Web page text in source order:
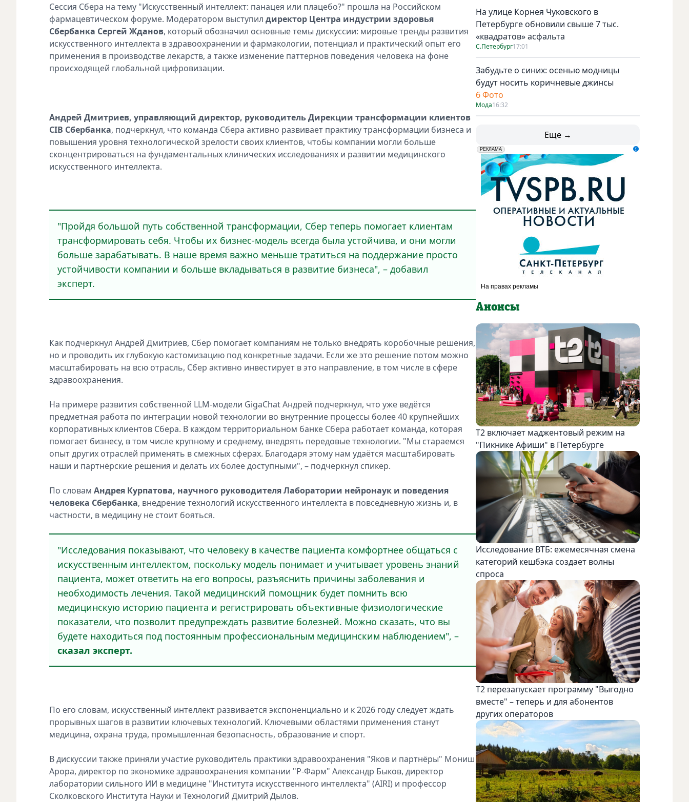
Сессия Сбера на тему "Искусственный интеллект: панацея или плацебо?" прошла на Российском
фармацевтическом форуме. Модератором выступил директор Центра индустрии здоровья
Сбербанка Сергей Жданов, который обозначил основные темы дискуссии: мировые тренды развития
искусственного интеллекта в здравоохранении и фармакологии, потенциал и практический опыт его
применения в производстве лекарств, а также изменение паттернов поведения человека на фоне
происходящей глобальной цифровизации.
Андрей Дмитриев, управляющий директор, руководитель Дирекции трансформации клиентов
CIB Сбербанка, подчеркнул, что команда Сбера активно развивает практику трансформации бизнеса и
повышения уровня технологической зрелости своих клиентов, чтобы компании могли больше
сконцентрироваться на фундаментальных клинических исследованиях и развитии медицинского
искусственного интеллекта.
"Пройдя большой путь собственной трансформации, Сбер теперь помогает клиентам
трансформировать себя. Чтобы их бизнес-модель всегда была устойчива, и они могли
больше зарабатывать. В наше время важно меньше тратиться на поддержание просто
устойчивости компании и больше вкладываться в развитие бизнеса", – добавил
эксперт.
Как подчеркнул Андрей Дмитриев, Сбер помогает компаниям не только внедрять коробочные решения,
но и проводить их глубокую кастомизацию под конкретные задачи. Если же это решение потом можно
масштабировать на всю отрасль, Сбер активно инвестирует в это направление, в том числе в сфере
здравоохранения.
На примере развития собственной LLM-модели GigaChat Андрей подчеркнул, что уже ведётся
предметная работа по интеграции новой технологии во внутренние процессы более 40 крупнейших
корпоративных клиентов Сбера. В каждом территориальном банке Сбера работает команда, которая
помогает бизнесу, в том числе крупному и среднему, внедрять передовые технологии. "Мы стараемся
опыт других отраслей применять в смежных сферах. Благодаря этому нам удаётся масштабировать
наши и партнёрские решения и делать их более доступными", – подчеркнул спикер.
По словам Андрея Курпатова, научного руководителя Лаборатории нейронаук и поведения
человека Сбербанка, внедрение технологий искусственного интеллекта в повседневную жизнь и, в
частности, в медицину не стоит бояться.
"Исследования показывают, что человеку в качестве пациента комфортнее общаться с
искусственным интеллектом, поскольку модель понимает и учитывает уровень знаний
пациента, может ответить на его вопросы, разъяснить причины заболевания и
необходимость лечения. Такой медицинский помощник будет помнить всю
медицинскую историю пациента и регистрировать объективные физиологические
показатели, что позволит предупреждать развитие болезней. Можно сказать, что вы
будете находиться под постоянным профессиональным медицинским наблюдением", –
сказал эксперт.
По его словам, искусственный интеллект развивается экспоненциально и к 2026 году следует ждать
прорывных шагов в развитии ключевых технологий. Ключевыми областями применения станут
медицина, охрана труда, промышленная безопасность, образование и спорт.
В дискуссии также приняли участие руководитель практики здравоохранения "Яков и партнёры" Мониш
Арора, директор по экономике здравоохранения компании "Р-Фарм" Александр Быков, директор
лаборатории сильного ИИ в медицине "Института искусственного интеллекта" (AIRI) и профессор
Сколковского Института Науки и Технологий Дмитрий Дылов.
На улице Корнея Чуковского в
Петербурге обновили свыше 7 тыс.
«квадратов» асфальта
С.Петербург17:01
Забудьте о синих: осенью модницы
будут носить коричневые джинсы
6 Фото
Мода16:32
Еще →
erid: LdtCK5udn
РЕКЛАМА
АО "ГАТР", ИНН: 7841320717
Анонсы
Т2 включает маджентовый режим на
"Пикнике Афиши" в Петербурге
Исследование ВТБ: ежемесячная смена
категорий кешбэка создает волны
спроса
Т2 перезапускает программу "Выгодно
вместе" – теперь и для абонентов
других операторов